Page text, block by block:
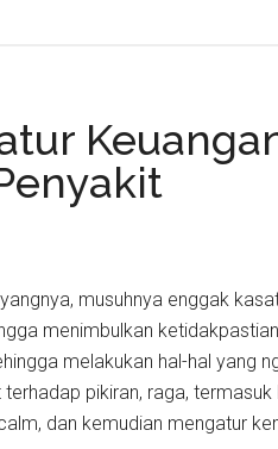
musuhnya enggak
menimbulkan
melakukan hal-hal yang
pikiran, raga, termasuk
dan kemudian mengatur